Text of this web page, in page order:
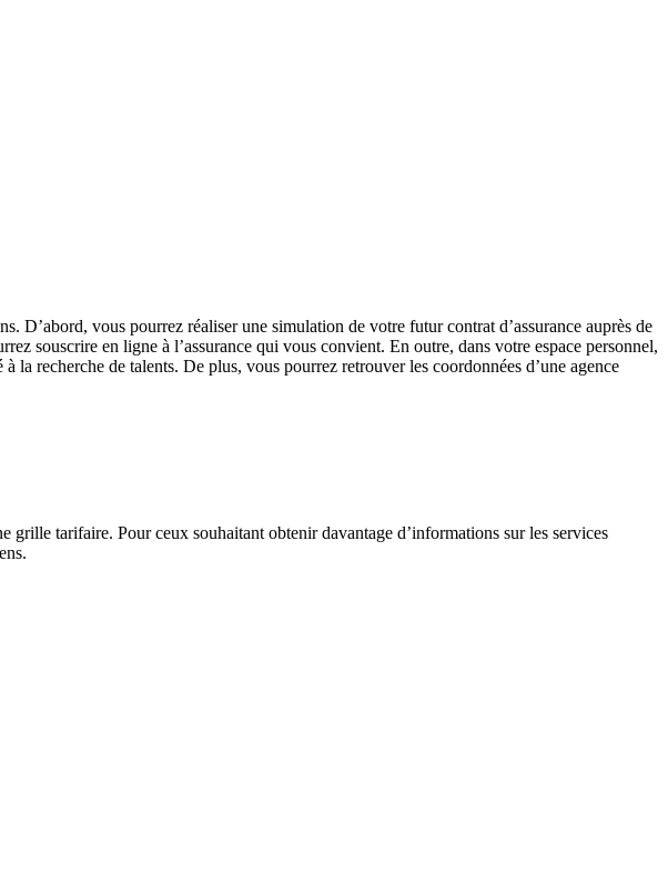
D’abord, vous pourrez réaliser une simulation de votre futur contrat d’assurance auprès de
souscrire en ligne à l’assurance qui vous convient. En outre, dans votre espace personnel,
la recherche de talents. De plus, vous pourrez retrouver les coordonnées d’une agence
grille tarifaire. Pour ceux souhaitant obtenir davantage d’informations sur les services